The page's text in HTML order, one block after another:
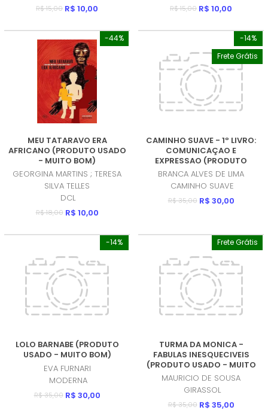
R$ 15,00 R$ 10,00 R$ 15,00 R$ 10,00
-44%
MEU TATARAVO ERA
AFRICANO (PRODUTO USADO
- MUITO BOM)
GEORGINA MARTINS ; TERESA
SILVA TELLES
DCL
R$ 18,00 R$ 10,00
-14%
Frete Grátis
CAMINHO SUAVE - 1º LIVRO:
COMUNICAÇAO E
EXPRESSAO (PRODUTO
USADO - MUITO BOM)
BRANCA ALVES DE LIMA
CAMINHO SUAVE
R$ 35,00 R$ 30,00
-14%
LOLO BARNABE (PRODUTO
USADO - MUITO BOM)
EVA FURNARI
MODERNA
R$ 35,00 R$ 30,00
Frete Grátis
TURMA DA MONICA -
FABULAS INESQUECIVEIS
(PRODUTO USADO - MUITO
BOM)
MAURICIO DE SOUSA
GIRASSOL
R$ 35,00 R$ 35,00